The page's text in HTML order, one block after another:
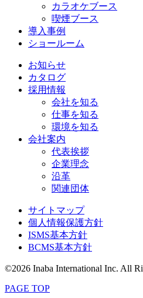
カラオケブース
喫煙ブース
導入事例
ショールーム
お知らせ
カタログ
採用情報
会社を知る
仕事を知る
環境を知る
会社案内
代表挨拶
企業理念
沿革
関連団体
サイトマップ
個人情報保護方針
ISMS基本方針
BCMS基本方針
©2026 Inaba International Inc. All
PAGE TOP